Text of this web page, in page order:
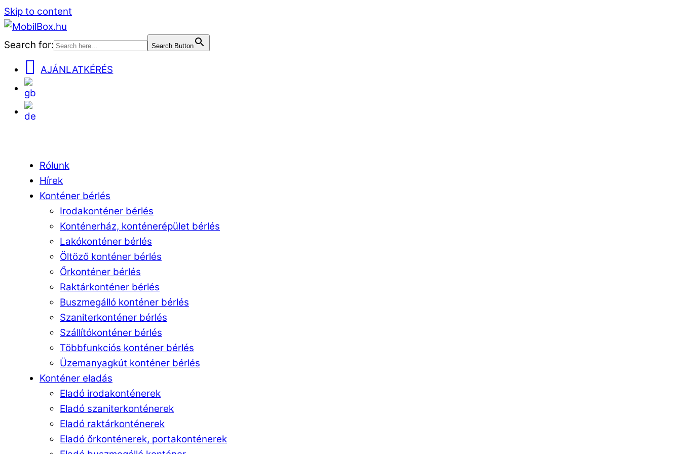
Skip to content
Search for: Search Button
AJÁNLATKÉRÉS
Rólunk
Hírek
Konténer bérlés
Irodakonténer bérlés
Konténerház, konténerépület bérlés
Lakókonténer bérlés
Öltöző konténer bérlés
Őrkonténer bérlés
Raktárkonténer bérlés
Buszmegálló konténer bérlés
Szaniterkonténer bérlés
Szállítókonténer bérlés
Többfunkciós konténer bérlés
Üzemanyagkút konténer bérlés
Konténer eladás
Eladó irodakonténerek
Eladó szaniterkonténerek
Eladó raktárkonténerek
Eladó őrkonténerek, portakonténerek